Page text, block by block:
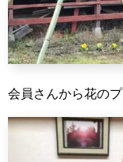
会員さんから花の